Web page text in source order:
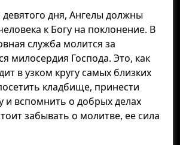
дня, Ангелы должны
к Богу на поклонение. В
служба молится за
милосердия Господа. Это, как
в узком кругу самых близких
кладбище, принести
и вспомнить о добрых делах
забывать о молитве, ее сила